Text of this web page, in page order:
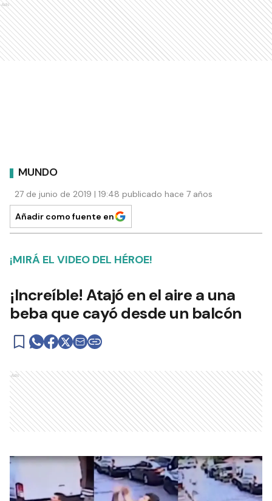
Ads
MUNDO
27 de junio de 2019 | 19:48 publicado hace 7 años
Añadir como fuente en
¡MIRÁ EL VIDEO DEL HÉROE!
¡Increíble! Atajó en el aire a una
beba que cayó desde un balcón
Ads